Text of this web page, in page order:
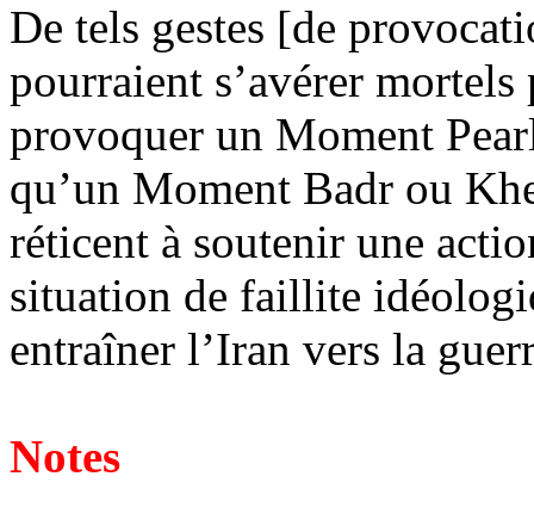
De tels gestes [de
pourraient s’avérer
provoquer un Moment
qu’un Moment Badr ou
réticent à soutenir une
situation de faillite
entraîner l’Iran vers la
Notes